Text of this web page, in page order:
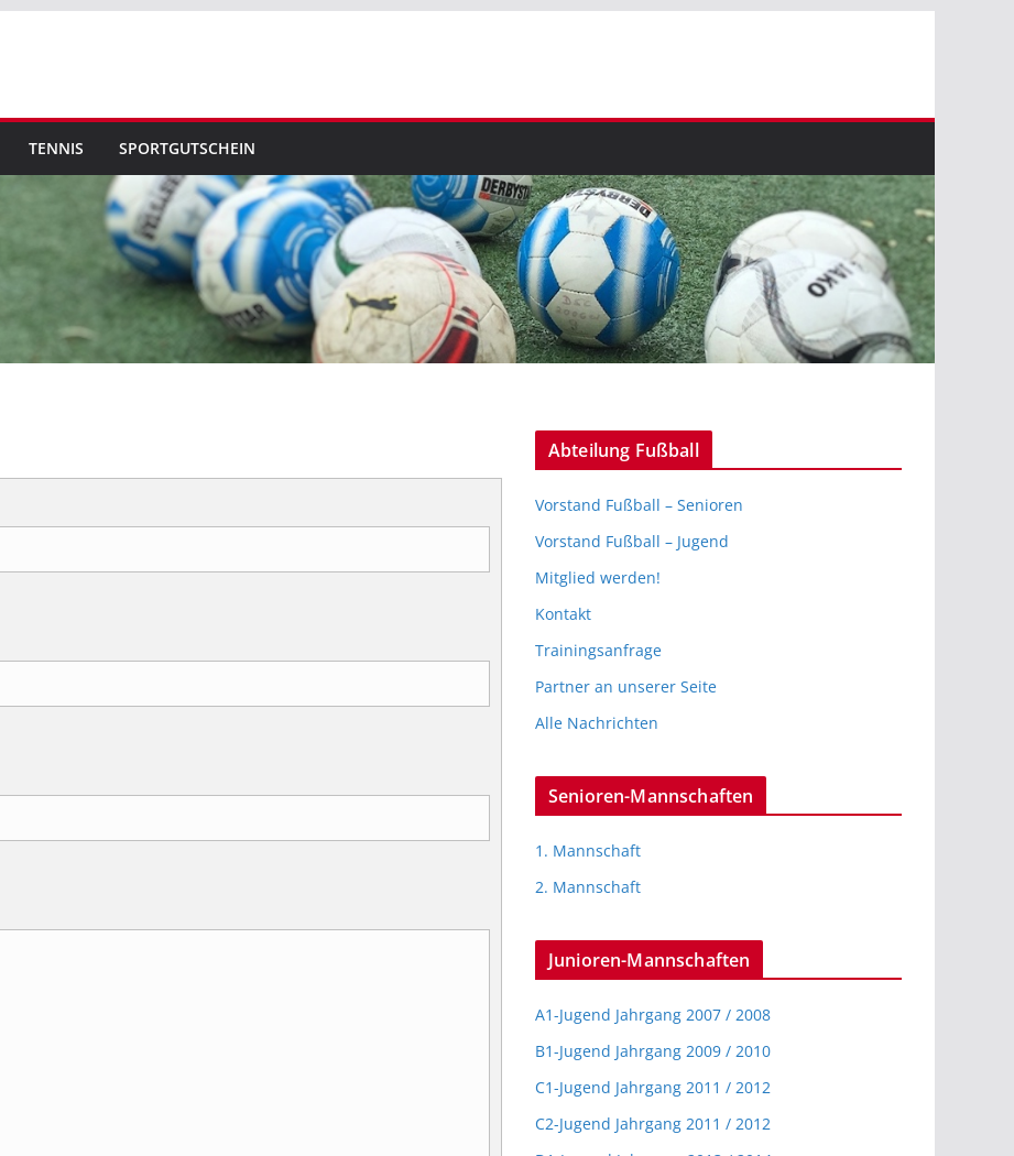
TENNIS SPORTGUTSCHEIN
Abteilung Fußball
Vorstand Fußball – Senioren
Vorstand Fußball – Jugend
Mitglied werden!
Kontakt
Trainingsanfrage
Partner an unserer Seite
Alle Nachrichten
Senioren-Mannschaften
1. Mannschaft
2. Mannschaft
Junioren-Mannschaften
A1-Jugend Jahrgang 2007 / 2008
B1-Jugend Jahrgang 2009 / 2010
C1-Jugend Jahrgang 2011 / 2012
C2-Jugend Jahrgang 2011 / 2012